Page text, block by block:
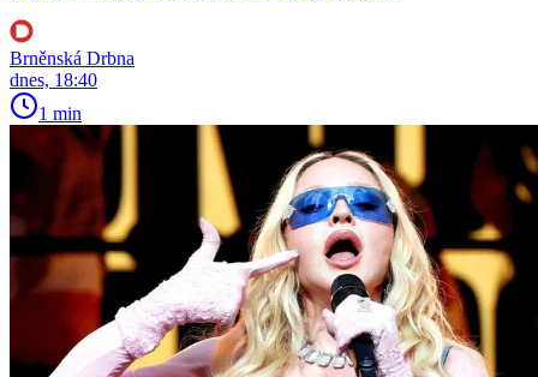
Brněnská Drbna
dnes, 18:40
1 min